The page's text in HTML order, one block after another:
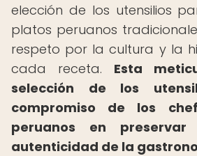
elección de los utensilios
platos peruanos
respeto por la cultura y la
cada receta. Esta
selección de los
compromiso de los
peruanos en
autenticidad de la